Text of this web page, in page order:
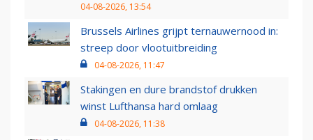
04-08-2026, 13:54
Brussels Airlines grijpt ternauwernood in:
streep door vlootuitbreiding
04-08-2026, 11:47
Stakingen en dure brandstof drukken
winst Lufthansa hard omlaag
04-08-2026, 11:38